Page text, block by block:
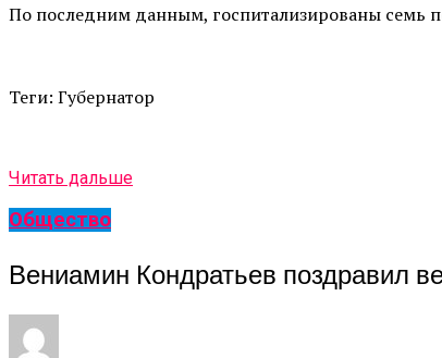
По последним данным, госпитализированы семь
Теги: Губернатор
Читать дальше
Общество
Вениамин Кондратьев поздравил